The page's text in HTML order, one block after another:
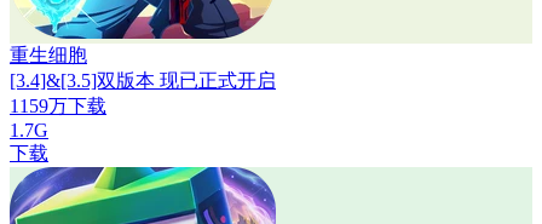
重生细胞
[3.4]&[3.5]双版本 现已正式开启
1159万下载
1.7G
下载